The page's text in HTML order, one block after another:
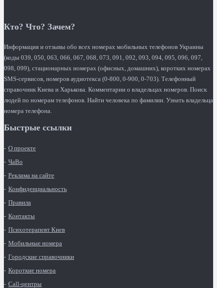
Кто? Что? Зачем?
Информация и отзывы обо всех номерах мобильных телефонов Украины
(коды 039, 050, 063, 066, 067, 068, 073, 091, 092, 093, 094, 095, 096, 097,
098, 099), стационарных номерах (офисных, домашних), коротких номерах
SMS-сервисов, номеров аудиотекса (0-800, 0-900, 0-703). Телефонный
справочник Киева и Харькова. Комментарии о владельцах номеров. Поиск
людей по номерам телефонов. Найти человека по фамилии. Узнать владельца
номера телефона.
Быстрые ссылки
О проекте
ЧаВо
Реклама на сайте
Конфиденциальность
Правила
Контакты
Психотерапевт Киев
Мобильные номера
Городские справочники
Короткие номера
Call-центры